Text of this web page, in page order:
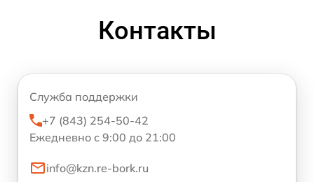
Контакты
Служба поддержки
+7 (843) 254-50-42
Ежедневно с 9:00 до 21:00
info@kzn.re-bork.ru